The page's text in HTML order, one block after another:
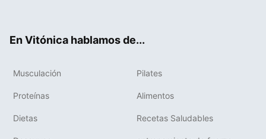
En Vitónica hablamos de...
Musculación Pilates
Proteínas Alimentos
Dietas Recetas Saludables